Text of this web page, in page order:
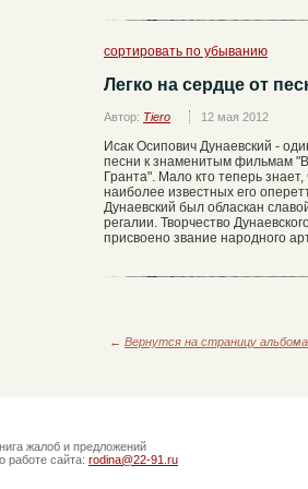
сортировать по убыванию
Легко на сердце от
Автор: Tiero 12 мая 2012
Исак Осипович Дунаевский -
песни к знаменитым фильмам
Гранта". Мало кто теперь
наиболее известных его
Дунаевский был обласкан
регалии. Творчество
присвоено звание народного
← Вернутся на страницу альбома
жалоб и предложений
работе сайта: rodina@22-91.ru